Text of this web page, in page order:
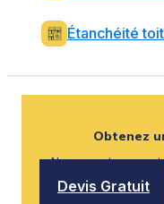
Étanchéité
Obtenez
Nous recrutons,
Devis Gratuit